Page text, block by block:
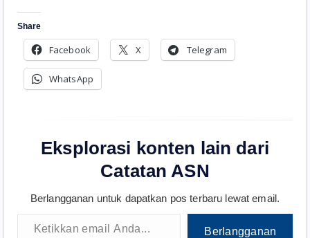
Share
Facebook X Telegram
WhatsApp
Eksplorasi konten lain dari
Catatan ASN
Berlangganan untuk dapatkan pos terbaru lewat email.
Ketikkan email Anda...
Berlangganan